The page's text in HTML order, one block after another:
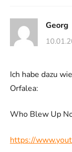
Georg
Ich habe dazu
Orfalea:
Who Blew Up
https://